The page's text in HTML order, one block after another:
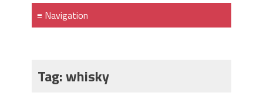
Tag:whisky